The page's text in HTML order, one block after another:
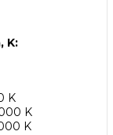
K:
K
K
K